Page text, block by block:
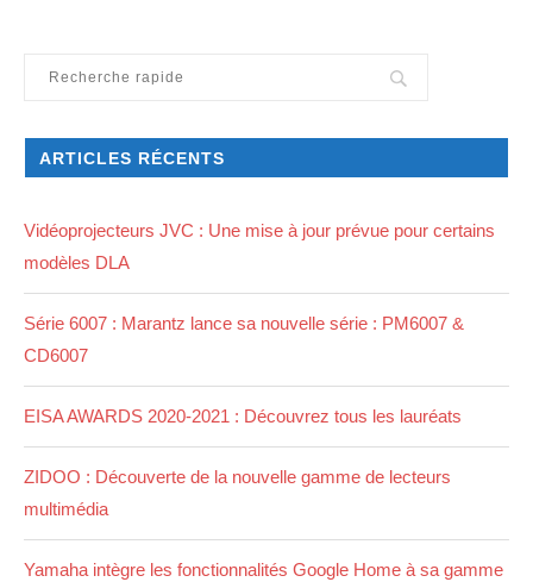
ARTICLES RÉCENTS
Vidéoprojecteurs JVC : Une mise à jour prévue pour certains
modèles DLA
Série 6007 : Marantz lance sa nouvelle série : PM6007 &
CD6007
EISA AWARDS 2020-2021 : Découvrez tous les lauréats
ZIDOO : Découverte de la nouvelle gamme de lecteurs
multimédia
Yamaha intègre les fonctionnalités Google Home à sa gamme